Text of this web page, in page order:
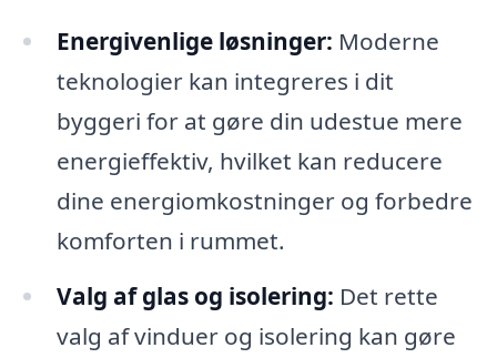
Energivenlige løsninger: Moderne
teknologier kan integreres i dit
byggeri for at gøre din udestue mere
energieffektiv, hvilket kan reducere
dine energiomkostninger og forbedre
komforten i rummet.
Valg af glas og isolering: Det rette
valg af vinduer og isolering kan gøre